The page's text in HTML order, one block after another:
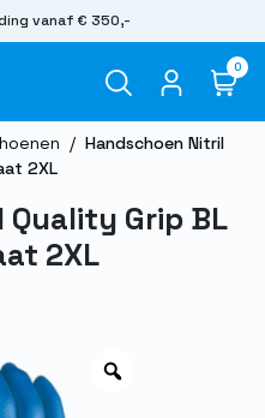
vanaf € 350,-
0
/ Handschoen Nitril
2XL
Grip BL
2XL